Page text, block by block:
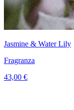
Jasmine & Water Lily
Fragranza
43,00 €